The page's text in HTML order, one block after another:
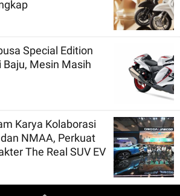
Special Edition
Baju, Mesin Masih
Karya Kolaborasi
NMAA, Perkuat
The Real SUV EV